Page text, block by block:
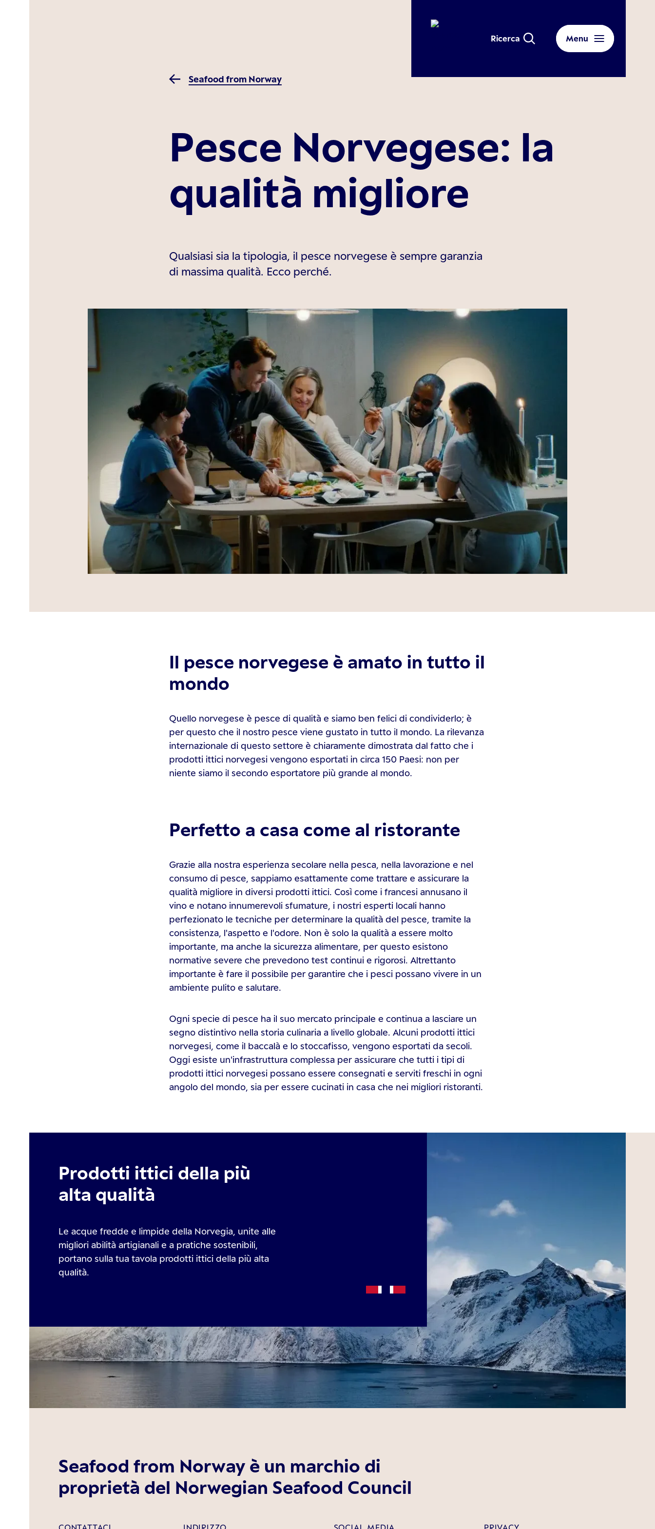
Ricerca Menu
Seafood from Norway
Pesce Norvegese: la
qualità migliore
Qualsiasi sia la tipologia, il pesce norvegese è sempre garanzia
di massima qualità. Ecco perché.
Il pesce norvegese è amato in tutto il
mondo
Quello norvegese è pesce di qualità e siamo ben felici di condividerlo; è
per questo che il nostro pesce viene gustato in tutto il mondo. La rilevanza
internazionale di questo settore è chiaramente dimostrata dal fatto che i
prodotti ittici norvegesi vengono esportati in circa 150 Paesi: non per
niente siamo il secondo esportatore più grande al mondo.
Perfetto a casa come al ristorante
Grazie alla nostra esperienza secolare nella pesca, nella lavorazione e nel
consumo di pesce, sappiamo esattamente come trattare e assicurare la
qualità migliore in diversi prodotti ittici. Così come i francesi annusano il
vino e notano innumerevoli sfumature, i nostri esperti locali hanno
perfezionato le tecniche per determinare la qualità del pesce, tramite la
consistenza, l'aspetto e l'odore. Non è solo la qualità a essere molto
importante, ma anche la sicurezza alimentare, per questo esistono
normative severe che prevedono test continui e rigorosi. Altrettanto
importante è fare il possibile per garantire che i pesci possano vivere in un
ambiente pulito e salutare.
Ogni specie di pesce ha il suo mercato principale e continua a lasciare un
segno distintivo nella storia culinaria a livello globale. Alcuni prodotti ittici
norvegesi, come il baccalà e lo stoccafisso, vengono esportati da secoli.
Oggi esiste un'infrastruttura complessa per assicurare che tutti i tipi di
prodotti ittici norvegesi possano essere consegnati e serviti freschi in ogni
angolo del mondo, sia per essere cucinati in casa che nei migliori ristoranti.
Prodotti ittici della più
alta qualità
Le acque fredde e limpide della Norvegia, unite alle
migliori abilità artigianali e a pratiche sostenibili,
portano sulla tua tavola prodotti ittici della più alta
qualità.
Seafood from Norway è un marchio di
proprietà del Norwegian Seafood Council